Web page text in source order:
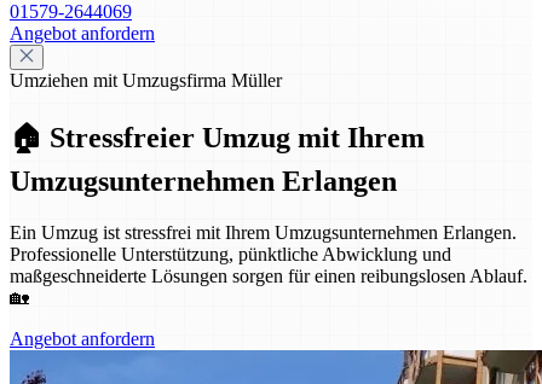
01579-2644069
Angebot anfordern
Umziehen mit Umzugsfirma Müller
🏠 Stressfreier Umzug mit Ihrem
Umzugsunternehmen Erlangen
Ein Umzug ist stressfrei mit Ihrem Umzugsunternehmen Erlangen.
Professionelle Unterstützung, pünktliche Abwicklung und
maßgeschneiderte Lösungen sorgen für einen reibungslosen Ablauf.
🏡
Angebot anfordern